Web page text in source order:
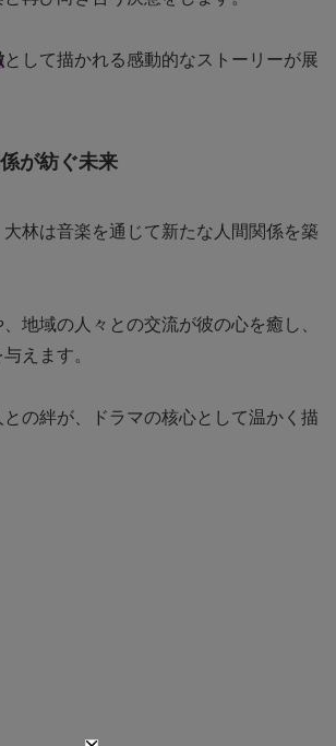
として描かれる感動的なストーリーが展
が紡ぐ未来
林は音楽を通じて新たな人間関係を築
地域の人々との交流が彼の心を癒し、
えます。
の絆が、ドラマの核心として温かく描